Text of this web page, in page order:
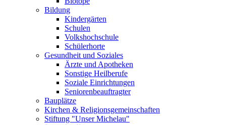
Bildung
Kindergärten
Schulen
Volkshochschule
Schülerhorte
Gesundheit und Soziales
Ärzte und Apotheken
Sonstige Heilberufe
Soziale Einrichtungen
Seniorenbeauftragter
Bauplätze
Kirchen & Religionsgemeinschaften
Stiftung "Unser Michelau"